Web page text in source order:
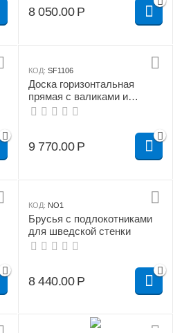
8 050.00 Р
КОД: SF1106
Доска горизонтальная
прямая с валиками и
раскладной ногой для
9 770.00 Р
КОД: NO1
Брусья с подлокотниками
для шведской стенки
8 440.00 Р